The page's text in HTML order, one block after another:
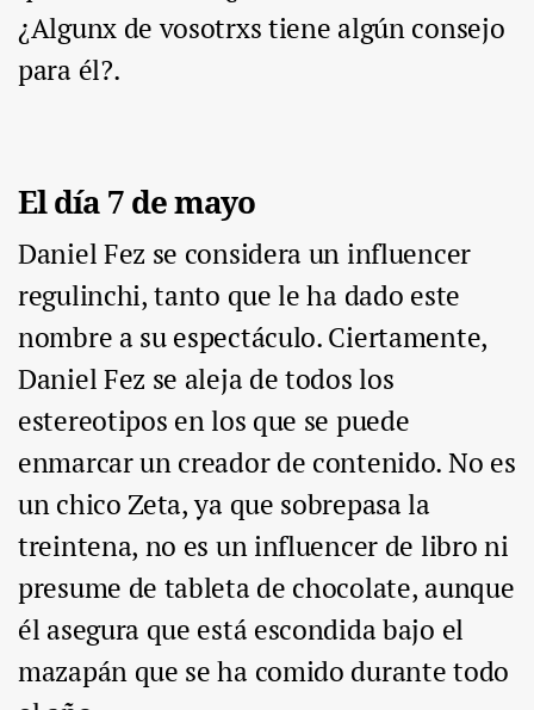
¿Algunx de vosotrxs tiene algún consejo
para él?.
El día 7 de mayo
Daniel Fez se considera un influencer
regulinchi, tanto que le ha dado este
nombre a su espectáculo. Ciertamente,
Daniel Fez se aleja de todos los
estereotipos en los que se puede
enmarcar un creador de contenido. No es
un chico Zeta, ya que sobrepasa la
treintena, no es un influencer de libro ni
presume de tableta de chocolate, aunque
él asegura que está escondida bajo el
mazapán que se ha comido durante todo